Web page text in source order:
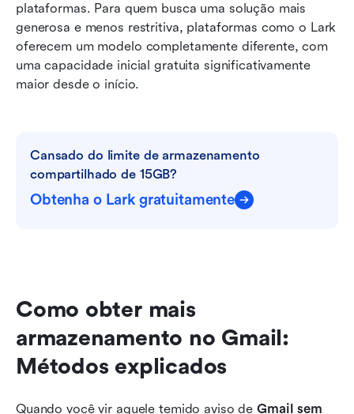
plataformas. Para quem busca uma solução mais
generosa e menos restritiva, plataformas como o Lark
oferecem um modelo completamente diferente, com
uma capacidade inicial gratuita significativamente
maior desde o início.
Cansado do limite de armazenamento
compartilhado de 15GB?
Obtenha o Lark gratuitamente
Como obter mais
armazenamento no Gmail:
Métodos explicados
Quando você vir aquele temido aviso de Gmail sem